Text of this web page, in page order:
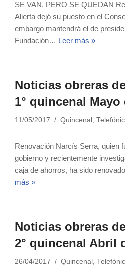
SE VAN, PERO SE QUEDAN
Alierta dejó su puesto en el
embargo mantendrá el de
Fundación… Leer más »
Noticias obreras
1° quincenal Mayo
11/05/2017 Quincenal ,
Renovación Narcís Serra, quien
gobierno y recientemente
caja de ahorros, ha sido
más »
Noticias obreras
2° quincenal Abril
26/04/2017 Quincenal ,